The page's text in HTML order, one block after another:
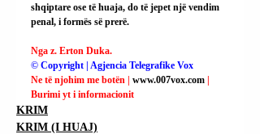
shqiptare ose të huaja, do të jepet një vendim
penal, i formës së prerë.
Nga z. Erton Duka.
© Copyright | Agjencia Telegrafike Vox
Ne të njohim me botën | www.007vox.com
Burimi yt i informacionit
KRIM
KRIM (I HUAJ)